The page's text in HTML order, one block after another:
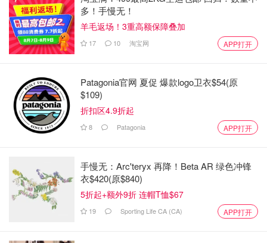
多！手慢无！
羊毛返场！3重高额保障叠加
17 10 淘宝网 APP打开
Patagonia官网 夏促 爆款logo卫衣$54(原
$109)
折扣区4.9折起
8 Patagonia APP打开
手慢无：Arc'teryx 再降！Beta AR 绿色冲锋
衣$420(原$840)
5折起+额外9折 连帽T恤$67
19 Sporting Life CA (CA) APP打开